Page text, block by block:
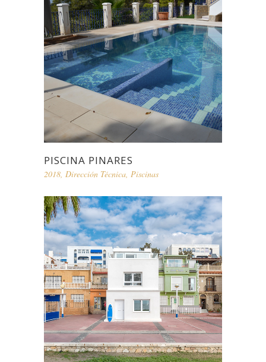
PISCINA PINARES
2018, Dirección Técnica, Piscinas